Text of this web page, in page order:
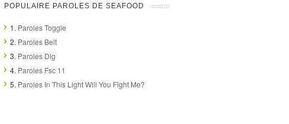
POPULAIRE PAROLES DE SEAFOOD
1. Paroles Toggle
2. Paroles Belt
3. Paroles Dig
4. Paroles Fsc 11
5. Paroles In This Light Will You Fight Me?